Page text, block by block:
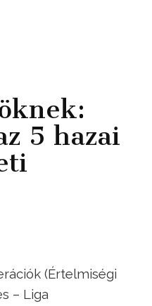
5 hazai
(Értelmiségi
– Liga